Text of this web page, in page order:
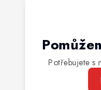
Potřebujete s